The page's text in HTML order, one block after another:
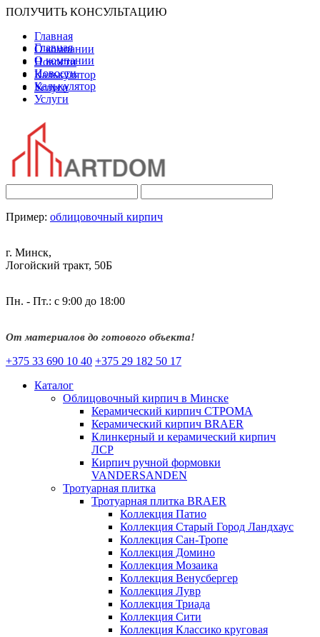
ПОЛУЧИТЬ КОНСУЛЬТАЦИЮ
Главная
О компании
Новости
Калькулятор
Услуги
Главная
О компании
Новости
Калькулятор
Услуги
Пример: облицовочный кирпич
г. Минск,
Логойский тракт, 50Б
Пн. - Пт.: с 9:00 до 18:00
От материалов до готового объекта!
+375 33 690 10 40 +375 29 182 50 17
Каталог
Облицовочный кирпич в Минске
Керамический кирпич СТРОМА
Керамический кирпич BRAER
Клинкерный и керамический кирпич
ЛСР
Кирпич ручной формовки
VANDERSANDEN
Тротуарная плитка
Тротуарная плитка BRAER
Коллекция Патио
Коллекция Старый Город Ландхаус
Коллекция Сан-Тропе
Коллекция Домино
Коллекция Мозаика
Коллекция Венусбергер
Коллекция Лувр
Коллекция Триада
Коллекция Сити
Коллекция Классико круговая